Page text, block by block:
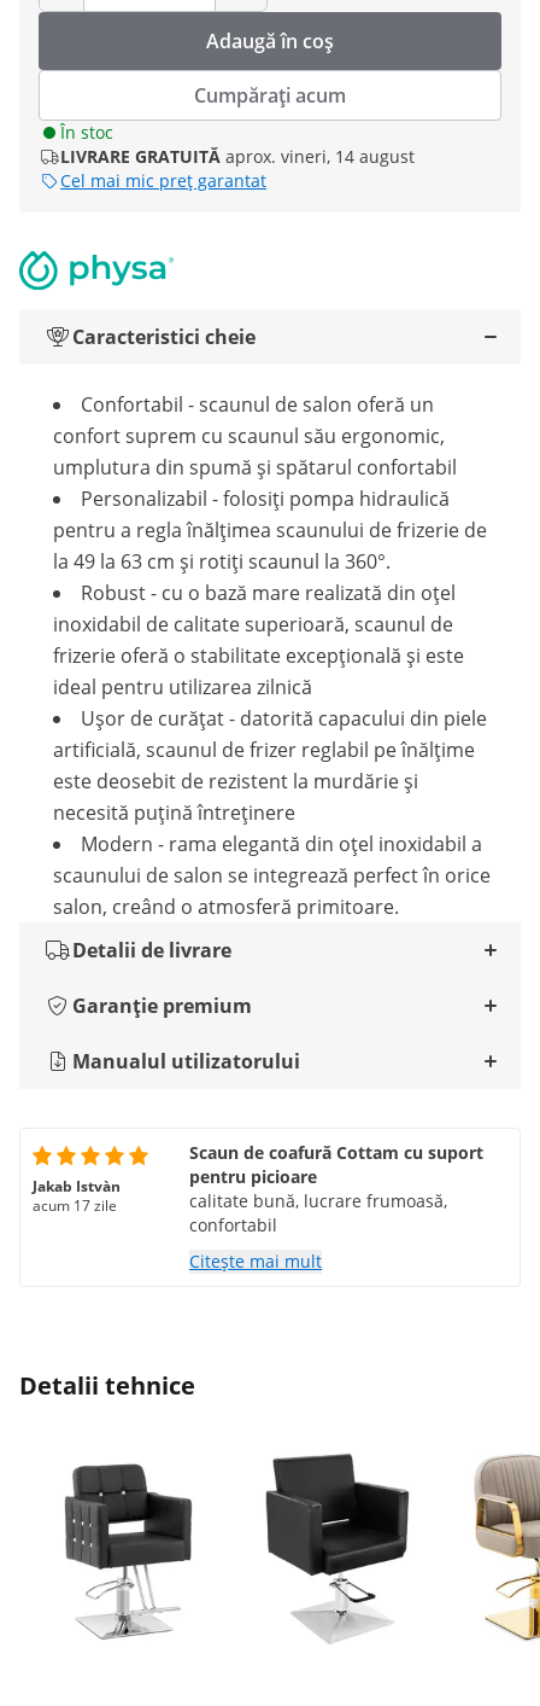
Adaugă în coș
Cumpărați acum
În stoc
LIVRARE GRATUITĂ aprox. vineri, 14 august
Cel mai mic preț garantat
Caracteristici cheie
Confortabil - scaunul de salon oferă un
confort suprem cu scaunul său ergonomic,
umplutura din spumă și spătarul confortabil
Personalizabil - folosiți pompa hidraulică
pentru a regla înălțimea scaunului de frizerie de
la 49 la 63 cm și rotiți scaunul la 360°.
Robust - cu o bază mare realizată din oțel
inoxidabil de calitate superioară, scaunul de
frizerie oferă o stabilitate excepțională și este
ideal pentru utilizarea zilnică
Ușor de curățat - datorită capacului din piele
artificială, scaunul de frizer reglabil pe înălțime
este deosebit de rezistent la murdărie și
necesită puțină întreținere
Modern - rama elegantă din oțel inoxidabil a
scaunului de salon se integrează perfect în orice
salon, creând o atmosferă primitoare.
Detalii de livrare
Garanție premium
Manualul utilizatorului
Jakab Istvàn
acum 17 zile
Scaun de coafură Cottam cu suport
pentru picioare
calitate bună, lucrare frumoasă,
confortabil
Citește mai mult
Detalii tehnice